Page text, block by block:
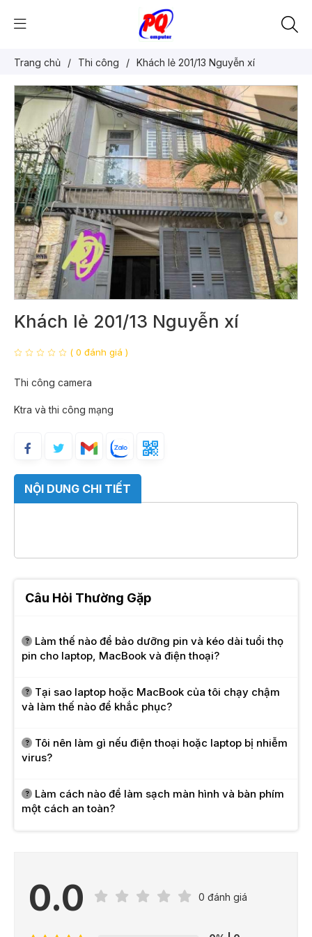
Trang chủ / Thi công / Khách lẻ 201/13 Nguyễn xí
Khách lẻ 201/13 Nguyễn xí
( 0 đánh giá )
Thi công camera
Ktra và thi công mạng
NỘI DUNG CHI TIẾT
Câu Hỏi Thường Gặp
Làm thế nào để bảo dưỡng pin và kéo dài tuổi thọ
pin cho laptop, MacBook và điện thoại?
Tại sao laptop hoặc MacBook của tôi chạy chậm
và làm thế nào để khắc phục?
Tôi nên làm gì nếu điện thoại hoặc laptop bị nhiễm
virus?
Làm cách nào để làm sạch màn hình và bàn phím
một cách an toàn?
0.0 0 đánh giá